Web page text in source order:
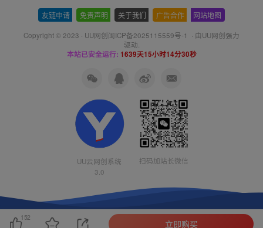
友链申请 免责声明 关于我们 广告合作 网站地图
Copyright © 2023 · UU网创闽ICP备2025115559号-1 · 由UU网创强力
驱动.
本站已安全运行: 1639天15小时14分30秒
UU云网创系统
3.0
扫码加站长微信
152
立即购买